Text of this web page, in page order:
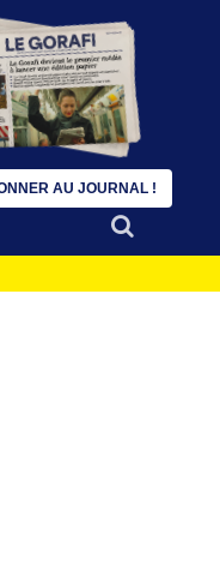
AU JOURNAL !